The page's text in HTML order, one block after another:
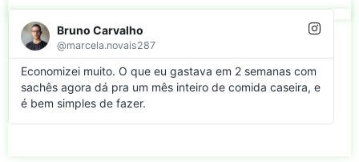
Bruno Carvalho
@marcela.novais287
Economizei muito. O que eu gastava em 2 semanas com
sachês agora dá pra um mês inteiro de comida caseira, e
é bem simples de fazer.